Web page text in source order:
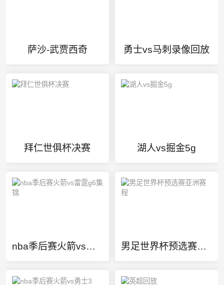
萨沙-武贾西奇 勇士vs马刺录像回放
拜仁世俱杯决赛 湖人vs掘金5g
nba季后赛火箭vs雷霆g6集锦 男足世界杯预选赛亚洲赛程